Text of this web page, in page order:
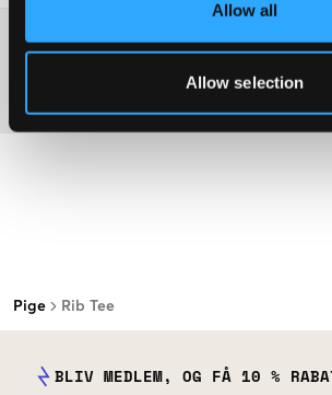
Allow all
Allow selection
Pige Rib Tee
Washing advice
BLIV MEDLEM, OG FÅ 10 %